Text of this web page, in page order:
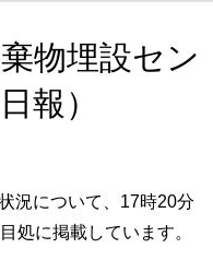
物埋設セン
報）
況について、17時20分
処に掲載しています。